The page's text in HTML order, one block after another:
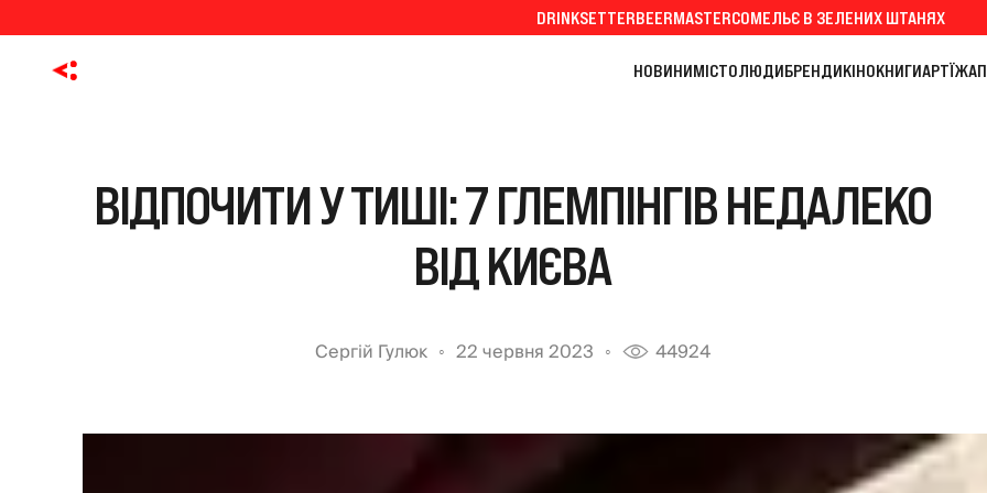
DRINKSETTERBEERMASTERСОМЕЛЬЄ В ЗЕЛЕНИХ ШТАНЯХ
НОВИНИМІСТОЛЮДИБРЕНДИКІНОКНИГИАРТЇЖА
ВІДПОЧИТИ У ТИШІ: 7 ГЛЕМПІНГІВ НЕДАЛЕКО
ВІД КИЄВА
Сергій Гулюк 22 червня 2023 44924